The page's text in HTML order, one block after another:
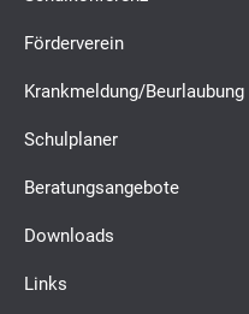
Förderverein
Krankmeldung/Beurlaubung
Schulplaner
Beratungsangebote
Downloads
Links